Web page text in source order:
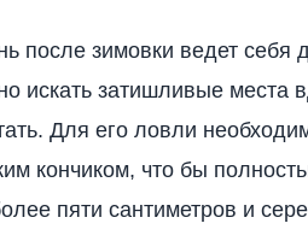
после зимовки ведет себя
искать затишливые места
Для его ловли
кончиком, что бы
пяти сантиметров и